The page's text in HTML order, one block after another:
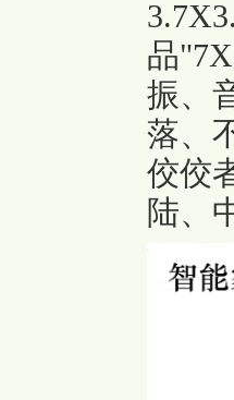
品
振、
落、
佼佼
陆、